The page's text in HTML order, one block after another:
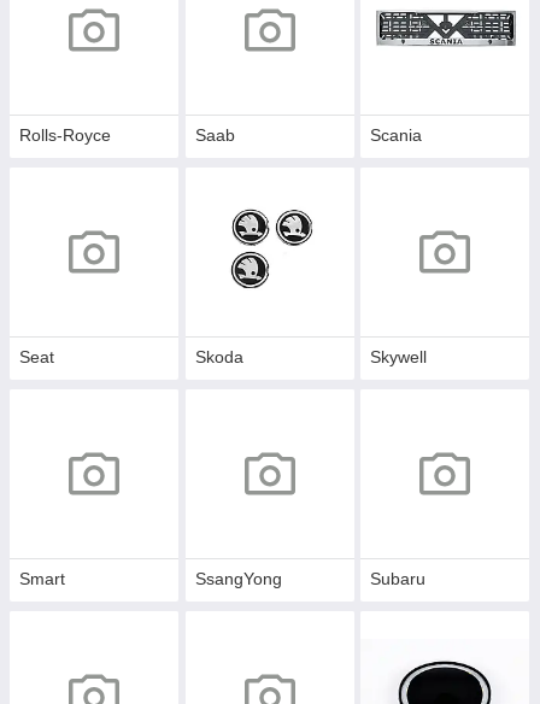
Rolls-Royce Saab Scania
Seat Skoda Skywell
Smart SsangYong Subaru